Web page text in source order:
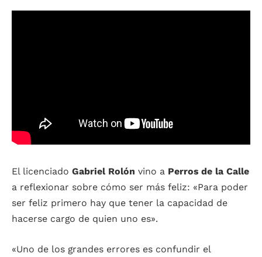
El licenciado Gabriel Rolón vino a Perros de la Calle
a reflexionar sobre cómo ser más feliz: «Para poder
ser feliz primero hay que tener la capacidad de
hacerse cargo de quien uno es».
«Uno de los grandes errores es confundir el